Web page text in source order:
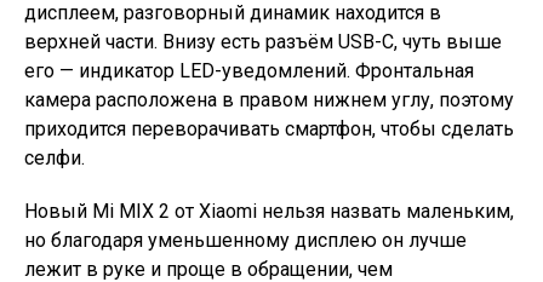
дисплеем, разговорный динамик находится в
верхней части. Внизу есть разъём USB-C, чуть выше
его — индикатор LED-уведомлений. Фронтальная
камера расположена в правом нижнем углу, поэтому
приходится переворачивать смартфон, чтобы сделать
селфи.
Новый Mi MIX 2 от Xiaomi нельзя назвать маленьким,
но благодаря уменьшенному дисплею он лучше
лежит в руке и проще в обращении, чем